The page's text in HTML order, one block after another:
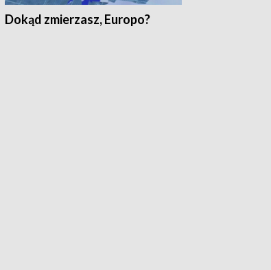
Dokąd zmierzasz, Europo?